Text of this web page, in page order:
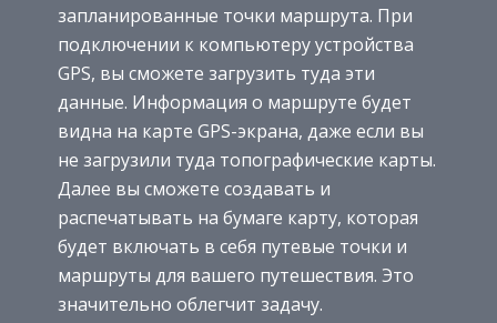
запланированные точки маршрута. При
подключении к компьютеру устройства
GPS, вы сможете загрузить туда эти
данные. Информация о маршруте будет
видна на карте GPS-экрана, даже если вы
не загрузили туда топографические карты.
Далее вы сможете создавать и
распечатывать на бумаге карту, которая
будет включать в себя путевые точки и
маршруты для вашего путешествия. Это
значительно облегчит задачу.